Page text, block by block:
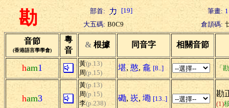
勘 部首: [19] 筆畫:
大五碼: B0C9 倉頡碼:
音節
(香港語言學學會)
粵
音
& 根據 同音字 相關音節
ham1 黃(p.13)
周(p.15)
堪, 憨, 龕 [8..] 「
ham3
黃(p.13)
周(p.15)
李(p.238)
磡, 崁, 墈 [13..]
勘
(1)